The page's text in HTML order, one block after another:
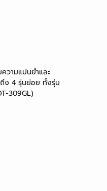
วามแม่นยำและ
ถึง 4 รุ่นย่อย ทั้งรุ่น
309GL)